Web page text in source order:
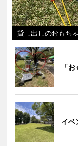
貸し出しのおもちゃ
「
イベ